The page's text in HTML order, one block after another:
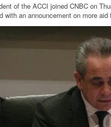
of the ACCI joined CNBC on
with an announcement on more